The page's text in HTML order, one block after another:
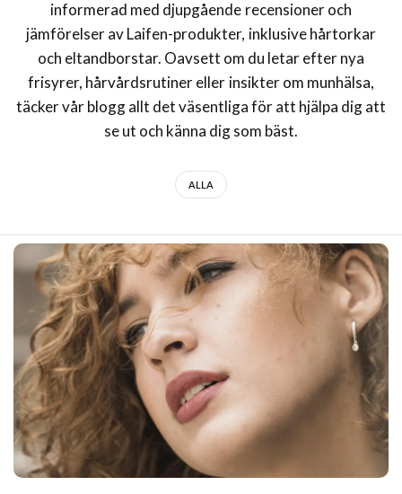
informerad med djupgående recensioner och
jämförelser av Laifen-produkter, inklusive hårtorkar
och eltandborstar. Oavsett om du letar efter nya
frisyrer, hårvårdsrutiner eller insikter om munhälsa,
täcker vår blogg allt det väsentliga för att hjälpa dig att
se ut och känna dig som bäst.
ALLA